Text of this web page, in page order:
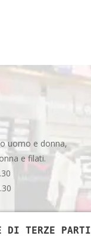
uomo e donna,
e filati.
(VR)
DI TERZE PARTI